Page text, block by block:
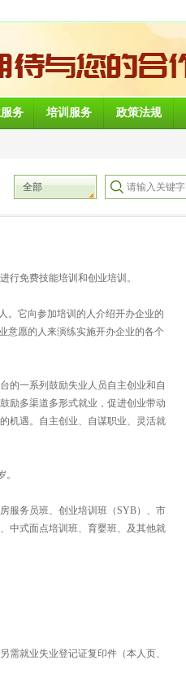
务 培训服务 政策法规
全部
行免费技能培训和创业培训。
。它向参加培训的人介绍开办企业的
意愿的人来演练实施开办企业的各个
的一系列鼓励失业人员自主创业和自
励多渠道多形式就业，促进创业带动
机遇。自主创业、自谋职业、灵活就
服务员班、创业培训班（SYB）、市
中式面点培训班、育婴班、及其他就
需就业失业登记证复印件（本人页、